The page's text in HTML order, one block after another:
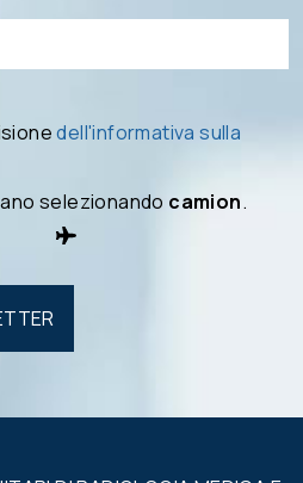
dell'informativa sulla
selezionando camion.